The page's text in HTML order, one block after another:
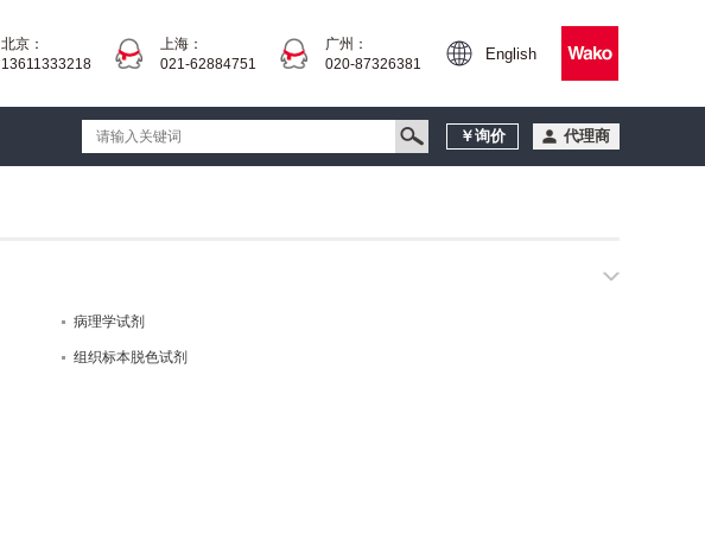
北京：
13611333218
上海：
021-62884751
广州：
020-87326381
English
￥询价 代理商
病理学试剂
组织标本脱色试剂